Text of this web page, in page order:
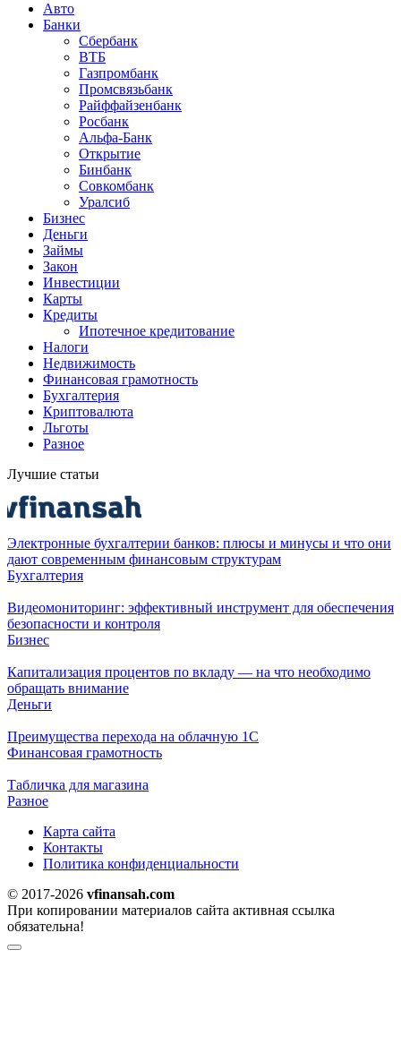
Авто
Банки
Сбербанк
ВТБ
Газпромбанк
Промсвязьбанк
Райффайзенбанк
Росбанк
Альфа-Банк
Открытие
Бинбанк
Совкомбанк
Уралсиб
Бизнес
Деньги
Займы
Закон
Инвестиции
Карты
Кредиты
Ипотечное кредитование
Налоги
Недвижимость
Финансовая грамотность
Бухгалтерия
Криптовалюта
Льготы
Разное
Лучшие статьи
Электронные бухгалтерии банков: плюсы и минусы и что они
дают современным финансовым структурам
Бухгалтерия
Видеомониторинг: эффективный инструмент для обеспечения
безопасности и контроля
Бизнес
Капитализация процентов по вкладу — на что необходимо
обращать внимание
Деньги
Преимущества перехода на облачную 1С
Финансовая грамотность
Табличка для магазина
Разное
Карта сайта
Контакты
Политика конфиденциальности
© 2017-2026 vfinansah.com
При копировании материалов сайта активная ссылка
обязательна!